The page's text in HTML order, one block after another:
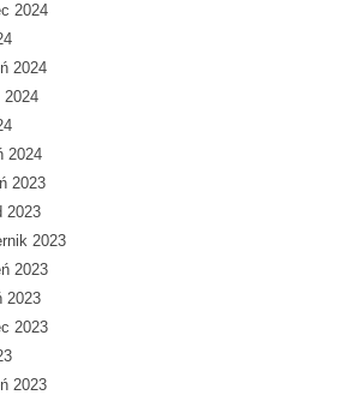
2024
2024
2024
2024
2023
2023
2023
2023
2023
2023
2023